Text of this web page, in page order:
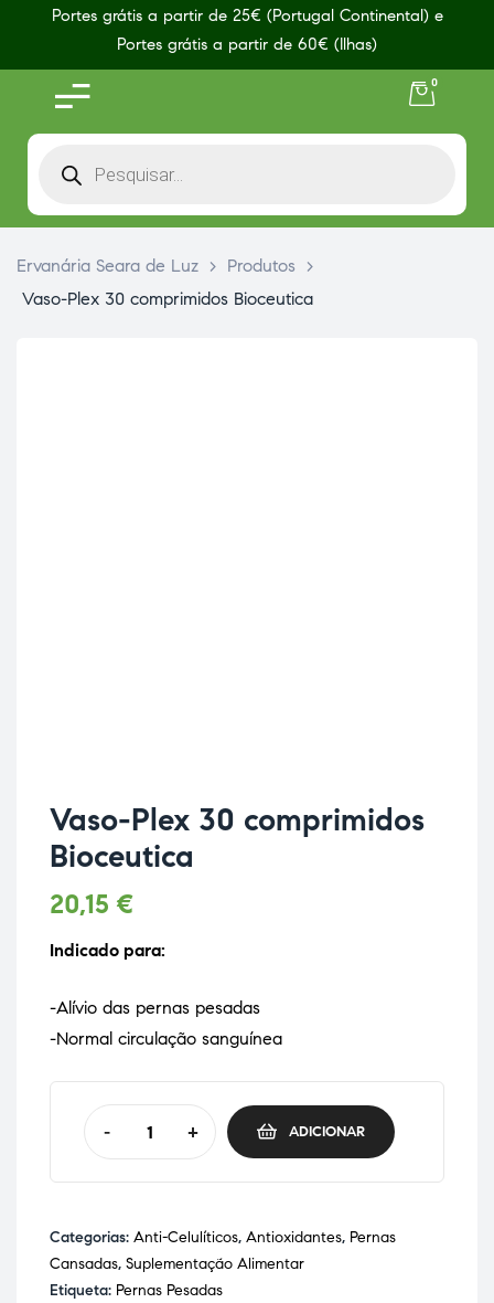
Portes grátis a partir de 25€ (Portugal Continental) e
Portes grátis a partir de 60€ (Ilhas)
0
Ervanária Seara de Luz > Produtos
>
Vaso-Plex 30 comprimidos Bioceutica
Vaso-Plex 30 comprimidos
Bioceutica
20,15 €
Indicado para:
-Alívio das pernas pesadas
-Normal circulação sanguínea
- + ADICIONAR
Categorias: Anti-Celulíticos, Antioxidantes, Pernas
Cansadas, Suplementação Alimentar
Etiqueta: Pernas Pesadas